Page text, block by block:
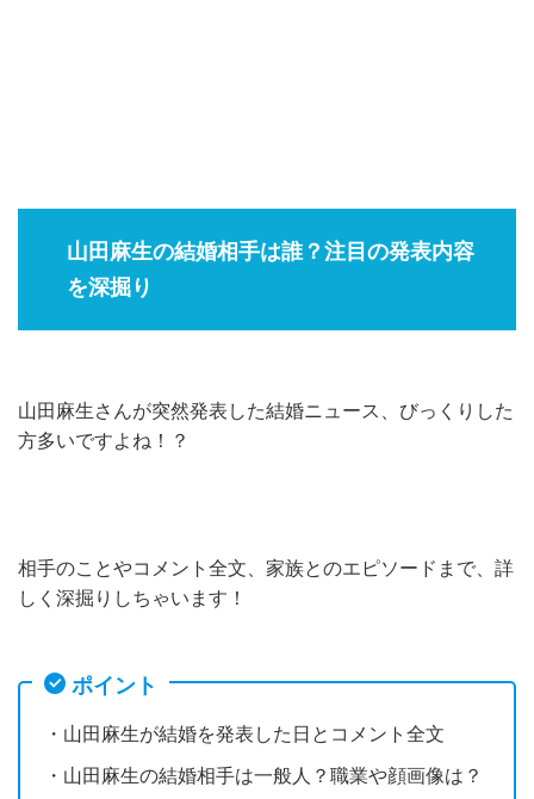
山田麻生の結婚相手は誰？注目の発表内容
を深掘り
山田麻生さんが突然発表した結婚ニュース、びっくりした
方多いですよね！？
相手のことやコメント全文、家族とのエピソードまで、詳
しく深掘りしちゃいます！
ポイント
・山田麻生が結婚を発表した日とコメント全文
・山田麻生の結婚相手は一般人？職業や顔画像は？